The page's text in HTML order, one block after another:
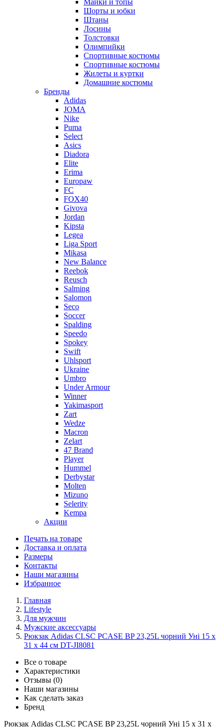
Майки и топы
Шорты и юбки
Штаны
Лосины
Толстовки
Олимпийки
Спортивные костюмы
Спортивные костюмы
Жилеты и куртки
Домашние костюмы
Бренды
Adidas
JOMA
Nike
Puma
Select
Asics
Diadora
Elite
Erima
Europaw
FC
FOX40
Givova
Jordan
Kipsta
Legea
Liga Sport
Mikasa
New Balance
Reebok
Reusch
Salming
Salomon
Seco
Soccer
Spalding
Speedo
Spokey
Swift
Uhlsport
Ukraine
Umbro
Under Armour
Winner
Yakimasport
Zart
Wedze
Macron
Zelart
47 Brand
Player
Hummel
Derbystar
Molten
Mizuno
Selerity
Kempa
Акции
Печать на товаре
Доставка и оплата
Размеры
Контакты
Наши магазины
Избранное
Главная
Lifestyle
Для мужчин
Мужские аксессуары
Рюкзак Adidas CLSC PCASE BP 23,25L чорний Уні 15 х
31 х 44 см DT-JI8081
Все о товаре
Характеристики
Отзывы (0)
Наши магазины
Как сделать заказ
Бренд
Рюкзак Adidas CLSC PCASE BP 23,25L чорний Уні 15 х 31 х